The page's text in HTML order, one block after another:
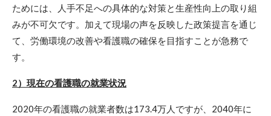
ためには、人手不足への具体的な対策と生産性向上の取り組
みが不可欠です。加えて現場の声を反映した政策提言を通じ
て、労働環境の改善や看護職の確保を目指すことが急務で
す。
2）現在の看護職の就業状況
2020年の看護職の就業者数は173.4万人ですが、2040年に